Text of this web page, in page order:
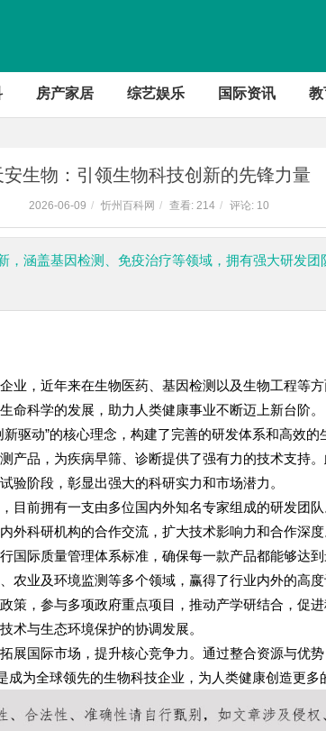
房产家居 综艺娱乐 国际资讯 教
安生物：引领生物科技创新的先锋力量
2026-06-09 / 忻州百科网 / 查看: 214 / 评论: 10
，涵盖基因检测、免疫治疗等领域，拥有强大研发
业，近年来在生物医药、基因检测以及生物工程等
命科学的发展，助力人类健康事业不断迈上新台阶。
驱动”的核心理念，构建了完善的研发体系和高效
产品，为疾病早筛、诊断提供了强有力的技术支持
验阶段，彰显出强大的科研实力和市场潜力。
目前拥有一支由多位国内外知名专家组成的研发团
外科研机构的合作交流，扩大技术影响力和合作深度
国际质量管理体系标准，确保每一款产品都能够达
农业及环境监测等多个领域，赢得了行业内外的高度
策，参与多项政府重点项目，推动产学研结合，促
术与生态环境保护的协调发展。
展国际市场，提升核心竞争力。通过整合资源与优
成为全球领先的生物科技企业，为人类健康创造更多